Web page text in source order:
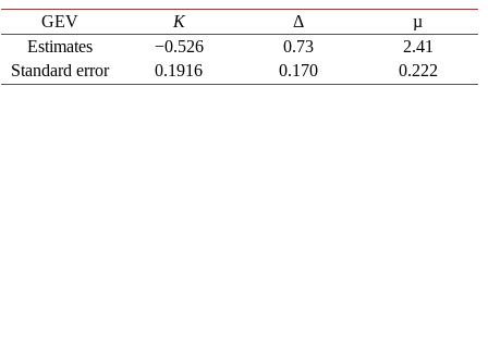
GEV K Δ
µ
Estimates
−0.526 0.73
2.41
Standard error
0.1916 0.170 0.222